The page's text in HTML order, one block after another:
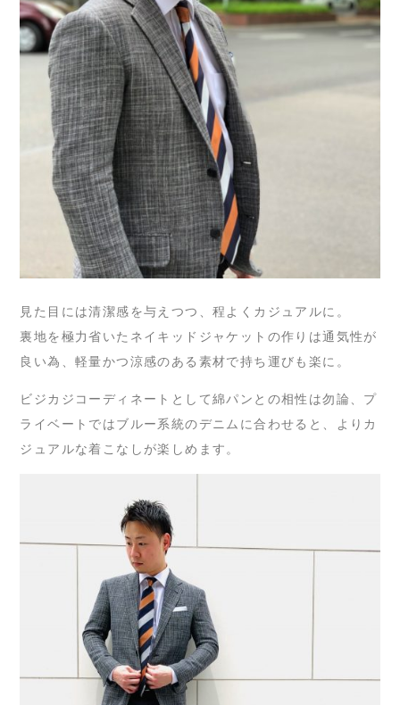
見た目には清潔感を与えつつ、程よくカジュアルに。
裏地を極力省いたネイキッドジャケットの作りは通気性が
良い為、軽量かつ涼感のある素材で持ち運びも楽に。
ビジカジコーディネートとして綿パンとの相性は勿論、プ
ライベートではブルー系統のデニムに合わせると、よりカ
ジュアルな着こなしが楽しめます。